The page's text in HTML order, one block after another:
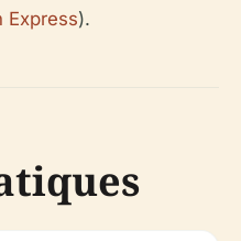
Express).